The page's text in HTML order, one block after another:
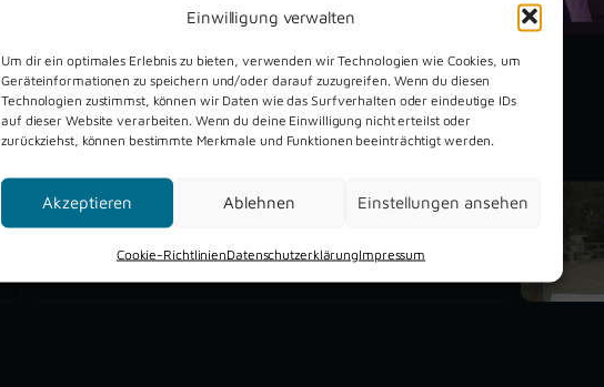
Einwilligung verwalten
Um dir ein optimales Erlebnis zu bieten, verwenden wir Technologien wie Cookies, um
Geräteinformationen zu speichern und/oder darauf zuzugreifen. Wenn du diesen
Technologien zustimmst, können wir Daten wie das Surfverhalten oder eindeutige IDs
auf dieser Website verarbeiten. Wenn du deine Einwilligung nicht erteilst oder
zurückziehst, können bestimmte Merkmale und Funktionen beeinträchtigt werden.
Akzeptieren Ablehnen Einstellungen ansehen
Cookie-RichtlinienDatenschutzerklärungImpressum
Dreckburg Open Air 2026